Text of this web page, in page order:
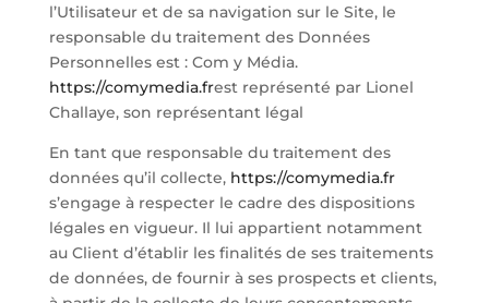
l’Utilisateur et de sa navigation sur le Site, le
responsable du traitement des Données
Personnelles est : Com y Média.
https://comymedia.frest représenté par Lionel
Challaye, son représentant légal
En tant que responsable du traitement des
données qu’il collecte, https://comymedia.fr
s’engage à respecter le cadre des dispositions
légales en vigueur. Il lui appartient notamment
au Client d’établir les finalités de ses traitements
de données, de fournir à ses prospects et clients,